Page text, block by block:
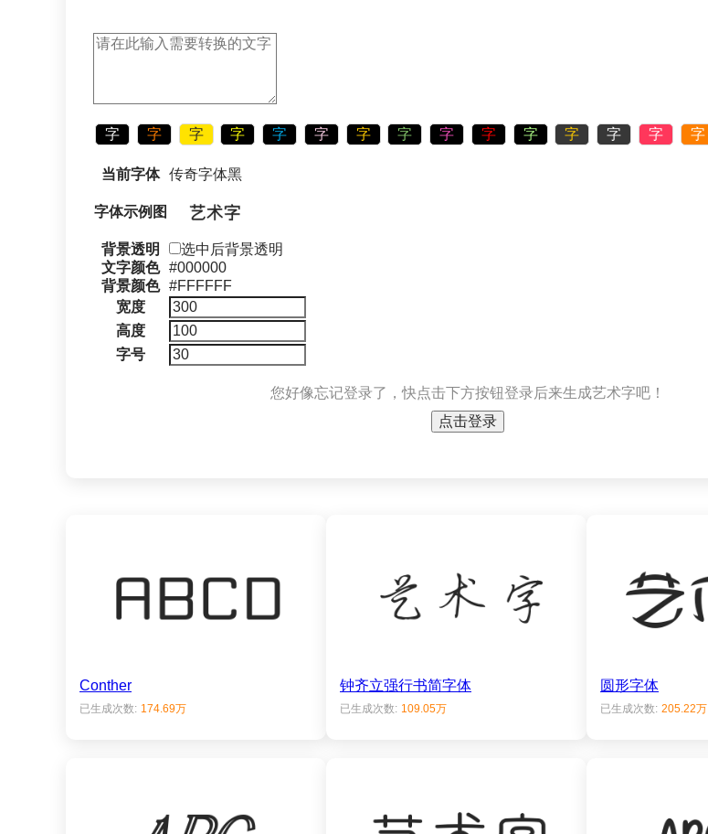
字 字 字 字 字 字 字 字 字 字 字 字 字 字 字
当前字体 传奇字体黑
字体示例图
背景透明
选中后背景透明
文字颜色 #000000
背景颜色 #FFFFFF
宽度
高度
字号
您好像忘记登录了，快点击下方按钮登录后来生成艺术字吧！
点击登录
Conther
已生成次数: 174.69万
钟齐立强行书简字体
已生成次数: 109.05万
圆形字体
已生成次数: 205.22万